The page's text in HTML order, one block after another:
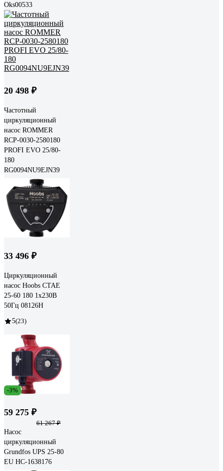
Oks00533
20 498 ₽
Частотный
циркуляционный
насос ROMMER
RCP-0030-2580180
PROFI EVO 25/80-
180
RG0094NU9EJN39
33 496 ₽
Циркуляционный
насос Hoobs CTAE
25-60 180 1x230В
50Гц 08126H
5(23)
-3%
59 275 ₽
61 267 ₽
Насос
циркуляционный
Grundfos UPS 25-80
EU НС-1638176